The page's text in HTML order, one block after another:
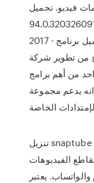
فيديو. تحميل
94.0.320326091.DR94_RC02 20.7 MB Dec
2017 · تحميل برنامج qq player 2018 ، البرنامج أحد
من تطوير شركة
من أهم برامج
انه يدعم مجموعة
الخاصة
تنزيل snaptube الاصلي وتحميل النسخة القديمة من
الفيديوهات
يعتبر